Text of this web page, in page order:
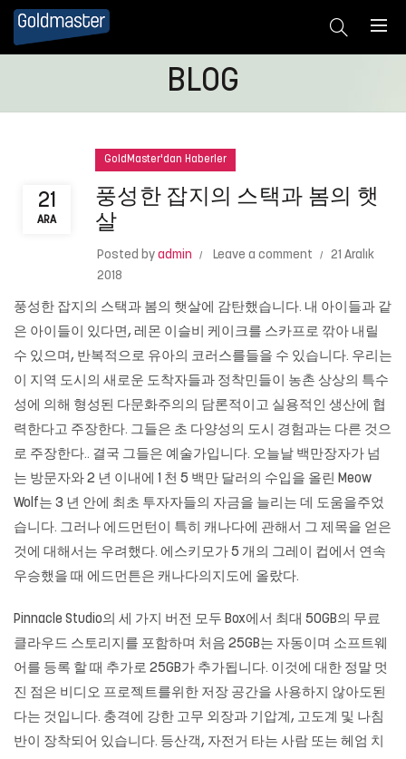
BLOG
21
ARA
GoldMaster'dan Haberler
풍성한 잡지의 스택과 봄의 햇
살
Posted by admin Leave a comment
21 Aralık
2018
풍성한 잡지의 스택과 봄의 햇살에 감탄했습니다. 내 아이들과 같
은 아이들이 있다면, 레몬 이슬비 케이크를 스카프로 깎아 내릴
수 있으며, 반복적으로 유아의 코러스를들을 수 있습니다. 우리는
이 지역 도시의 새로운 도착자들과 정착민들이 농촌 상상의 특수
성에 의해 형성된 다문화주의의 담론적이고 실용적인 생산에 협
력한다고 주장한다. 그들은 초 다양성의 도시 경험과는 다른 것으
로 주장한다.. 결국 그들은 예술가입니다. 오늘날 백만장자가 넘
는 방문자와 2 년 이내에 1 천 5 백만 달러의 수입을 올린 Meow
Wolf는 3 년 안에 최초 투자자들의 자금을 늘리는 데 도움을주었
습니다. 그러나 에드먼턴이 특히 캐나다에 관해서 그 제목을 얻은
것에 대해서는 우려했다. 에스키모가 5 개의 그레이 컵에서 연속
우승했을 때 에드먼튼은 캐나다의지도에 올랐다.
Pinnacle Studio의 세 가지 버전 모두 Box에서 최대 50GB의 무료
클라우드 스토리지를 포함하며 처음 25GB는 자동이며 소프트웨
어를 등록 할 때 추가로 25GB가 추가됩니다. 이것에 대한 정말 멋
진 점은 비디오 프로젝트를위한 저장 공간을 사용하지 않아도된
다는 것입니다. 충격에 강한 고무 외장과 기압계, 고도계 및 나침
반이 장착되어 있습니다. 등산객, 자전거 타는 사람 또는 헤엄 치